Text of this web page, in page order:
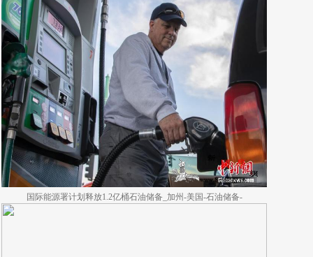
国际能源署计划释放1.2亿桶石油储备_加州-美国-石油储备-